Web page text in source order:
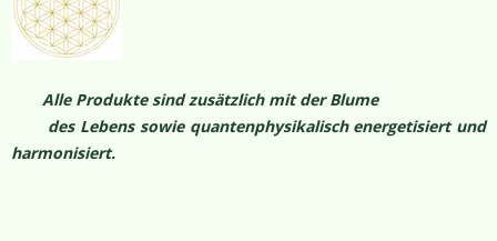
Alle Produkte sind zusätzlich mit der Blume
des Lebens sowie quantenphysikalisch energetisiert und
harmonisiert.